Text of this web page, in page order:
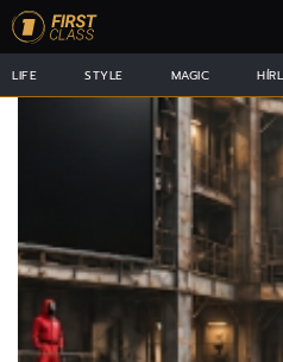
LIFE STYLE MAGIC